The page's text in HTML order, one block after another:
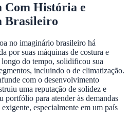
História e
Brasileiro
no imaginário brasileiro há
por suas máquinas de costura e
do tempo, solidificou sua
incluindo o de climatização.
com o desenvolvimento
uma reputação de solidez e
portfólio para atender às demandas
especialmente em um país